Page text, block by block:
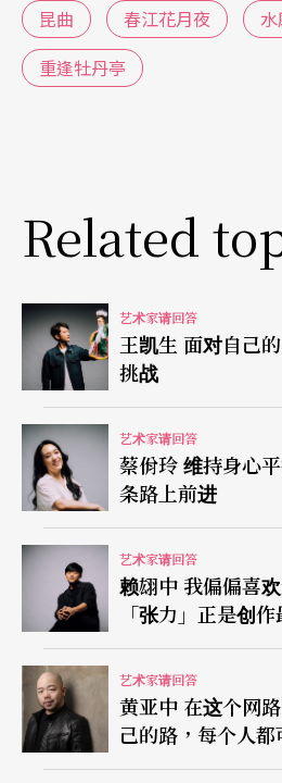
审美达两百年之久，在那时，
术、流行文化。随著我们的推
正在大幅度的增长。我说不上
0年的努力，好的昆曲演出都
质有关，但小众也可以拥有大
的观念其实并没有那么绝对。
就像在这些年间，我一直在创
「水磨新调」，就是昆曲水磨
录音棚制作开始，一直走到了
小巨蛋这样的场合，像周杰伦
曲摇滚音乐会，这种尝试非常
样的音乐形式有更多机会继
我的做法是，尽可能地把昆曲
整地保留下来，和做流行音
曲，呈现出崭新的听感，让今
昆曲 春江花月夜
水
重逢牡丹亭
Related
艺术家请回答
王凯生 面对自己
挑战
艺术家请回答
蔡佾玲 维持身心
条路上前进
艺术家请回答
赖翃中 我偏偏喜
「张力」正是创
艺术家请回答
黄亚中 在这个网
己的路，每个人